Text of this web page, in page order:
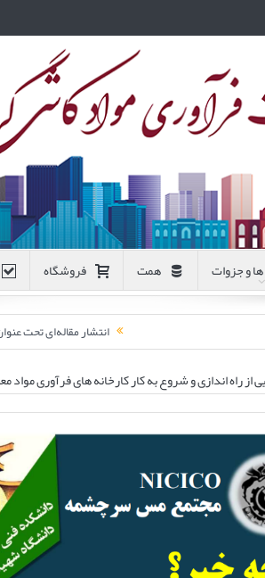
و جزوات همت فروشگاه
انتشار مقاله‌ای تحت
از راه اندازی و شروع به کار کارخانه های فرآوری